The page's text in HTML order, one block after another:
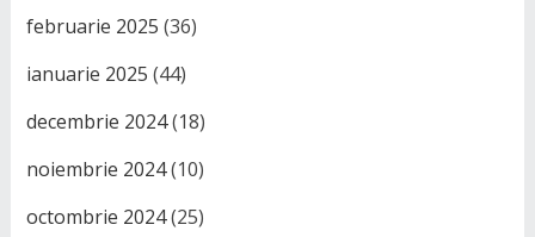
februarie 2025 (36)
ianuarie 2025 (44)
decembrie 2024(18)
noiembrie 2024(10)
octombrie 2024(25)